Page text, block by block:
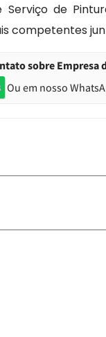
Serviço de
competentes
sobre Empresa
Ou em nosso